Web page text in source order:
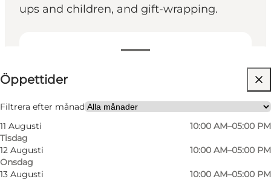
ups and children, and gift-wrapping.
Öppettider
Filtrera efter månad
11 Augusti
Tisdag
10:00 AM–05:00 PM
12 Augusti
Onsdag
10:00 AM–05:00 PM
13 Augusti
10:00 AM–05:00 PM
Besök webbplats
Friends, My partner, Myself